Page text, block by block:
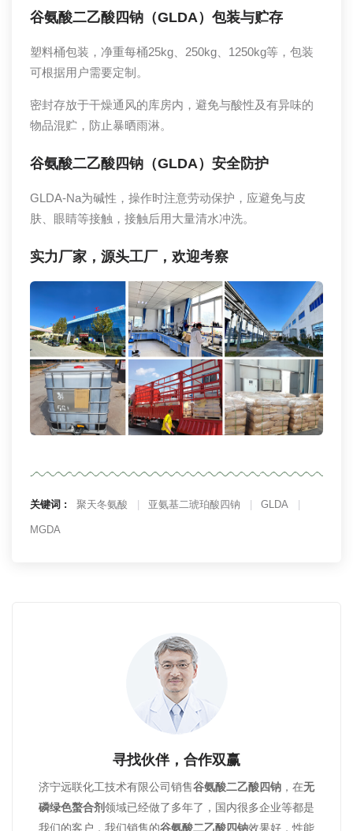
谷氨酸二乙酸四钠（GLDA）包装与贮存
塑料桶包装，净重每桶25kg、250kg、1250kg等，包装
可根据用户需要定制。
密封存放于干燥通风的库房内，避免与酸性及有异味的
物品混贮，防止暴晒雨淋。
谷氨酸二乙酸四钠（GLDA）安全防护
GLDA-Na为碱性，操作时注意劳动保护，应避免与皮
肤、眼睛等接触，接触后用大量清水冲洗。
实力厂家，源头工厂，欢迎考察
关键词 : 聚天冬氨酸 亚氨基二琥珀酸四钠 GLDA
MGDA
寻找伙伴，合作双赢
济宁远联化工技术有限公司销售谷氨酸二乙酸四钠 ，在无
磷绿色螯合剂领域已经做了多年了，国内很多企业等都是
我们的客户，我们销售的谷氨酸二乙酸四钠效果好，性能